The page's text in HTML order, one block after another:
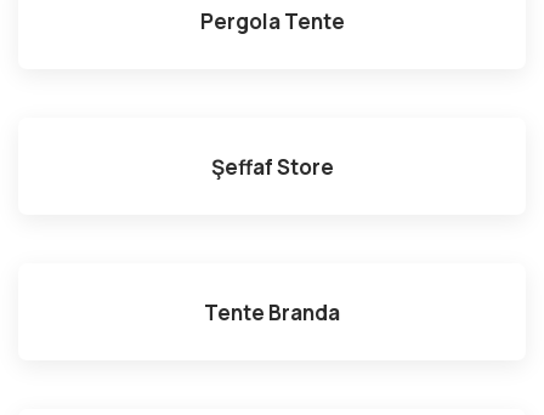
Pergola Tente
Şeffaf Store
Tente Branda